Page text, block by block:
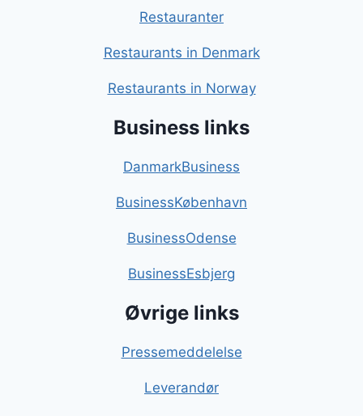
Restauranter
Restaurants in Denmark
Restaurants in Norway
Business links
DanmarkBusiness
BusinessKøbenhavn
BusinessOdense
BusinessEsbjerg
Øvrige links
Pressemeddelelse
Leverandør